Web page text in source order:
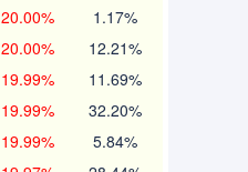
20.00% 1.17%
20.00% 12.21%
19.99% 11.69%
19.99% 32.20%
19.99% 5.84%